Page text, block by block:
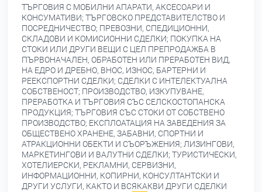
ТЪРГОВИЯ С МОБИЛНИ АПАРАТИ, АКСЕСОАРИ И
КОНСУМАТИВИ; ТЪРГОВСКО ПРЕДСТАВИТЕЛСТВО И
ПОСРЕДНИЧЕСТВО; ПРЕВОЗНИ, СПЕДИЦИОННИ,
СКЛАДОВИ И КОМИСИОННИ СДЕЛКИ; ПОКУПКА НА
СТОКИ ИЛИ ДРУГИ ВЕЩИ С ЦЕЛ ПРЕПРОДАЖБА В
ПЪРВОНАЧАЛЕН, ОБРАБОТЕН ИЛИ ПРЕРАБОТЕН ВИД,
НА ЕДРО И ДРЕБНО, ВНОС, ИЗНОС, БАРТЕРНИ И
РЕЕКСПОРТНИ СДЕЛКИ; СДЕЛКИ С ИНТЕЛЕКТУАЛНА
СОБСТВЕНОСТ; ПРОИЗВОДСТВО, ИЗКУПУВАНЕ,
ПРЕРАБОТКА И ТЪРГОВИЯ СЪС СЕЛСКОСТОПАНСКА
ПРОДУКЦИЯ; ТЪРГОВИЯ СЪС СТОКИ ОТ СОБСТВЕНО
ПРОИЗВОДСТВО; ЕКСПЛОАТАЦИЯ НА ЗАВЕДЕНИЯ ЗА
ОБЩЕСТВЕНО ХРАНЕНЕ, ЗАБАВНИ, СПОРТНИ И
АТРАКЦИОННИ ОБЕКТИ И СЪОРЪЖЕНИЯ; ЛИЗИНГОВИ,
МАРКЕТИНГОВИ И ВАЛУТНИ СДЕЛКИ; ТУРИСТИЧЕСКИ,
ХОТЕЛИЕРСКИ, РЕКЛАМНИ, СЕРВИЗНИ,
ИНФОРМАЦИОННИ, КОПИРНИ, КОНСУЛТАНТСКИ И
ДРУГИ УСЛУГИ, КАКТО И ВСЯКАКВИ ДРУГИ СДЕЛКИ